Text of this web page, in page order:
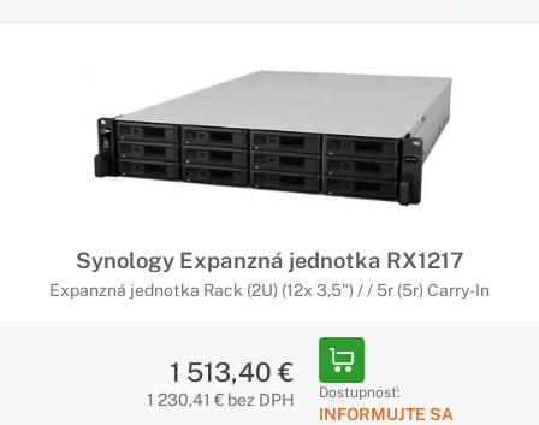
Synology Expanzná jednotka RX1217
Expanzná jednotka Rack (2U) (12x 3,5") / / 5r (5r) Carry-In
1 513,40 €
1 230,41 € bez DPH Dostupnosť:
INFORMUJTE SA